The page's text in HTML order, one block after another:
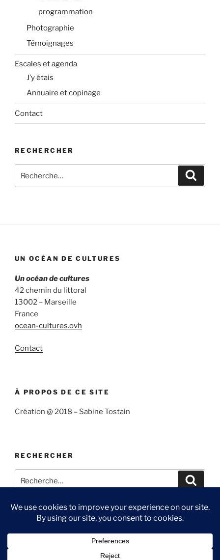
programmation
Photographie
Témoignages
Escales et agenda
J’y étais
Annuaire et copinage
Contact
RECHERCHER
pour
UN OCÉAN DE CULTURES
Un océan de cultures
42 chemin du littoral
13002 – Marseille
France
ocean-cultures.ovh
Contact
À PROPOS DE CE SITE
Création @ 2018 – Sabine Tostain
RECHERCHER
pour
Suivre
Me
Ma
Contact